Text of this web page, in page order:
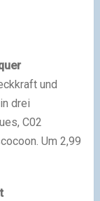
und
drei
C02
Um 2,99